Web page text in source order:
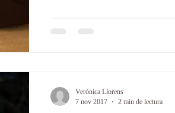
Verónica Llorens
7 nov 2017
2 min de lectura